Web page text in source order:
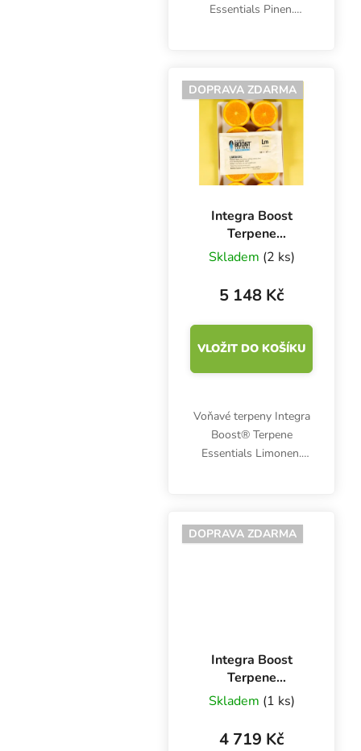
Essentials Pinen.
bylinným,
rozmarýnovým
chuťovým profilem.
Hmotnost 67 g, vlhkost
62...
DOPRAVA ZDARMA
Integra Boost
Terpene
Essentials
Limonen 67 g,
62%, BOX 12 ks
Skladem (2 ks)
5 148 Kč
VLOŽIT DO KOŠÍKU
Voňavé terpeny Integra
Boost® Terpene
Essentials Limonen.
květinovými středními
tóny. Hmotnost 67 g,
DOPRAVA ZDARMA
Integra Boost
Terpene
Essentials B-
Caryophyllen 67 g,
62%, BOX 12 ks
Skladem (1 ks)
4 719 Kč